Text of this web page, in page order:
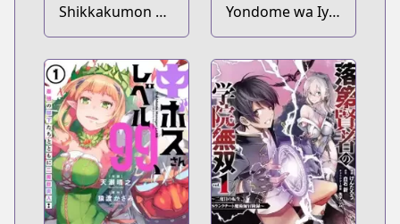
Shikkakumon no
Saikyou Kenja:
Sekai Saikyou no
Kenja ga Sarani
Tsuyokunaru
Tame ni Tensei
Shimashita
Yondome wa Iya
na Shizokusei
Majutsushi